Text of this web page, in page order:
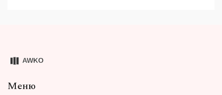
Меню